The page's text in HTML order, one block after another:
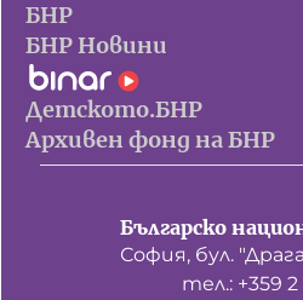
БНР
БНР Новини
Детското.БНР
Архивен фонд на БНР
Българско
София, бул.
тел.: +359 2